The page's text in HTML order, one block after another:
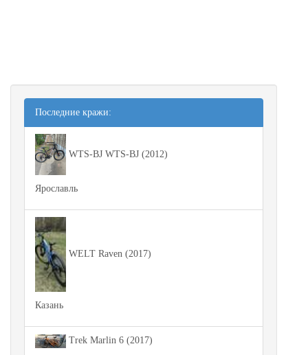
Последние кражи:
WTS-BJ WTS-BJ (2012)
Ярославль
WELT Raven (2017)
Казань
Trek Marlin 6 (2017)